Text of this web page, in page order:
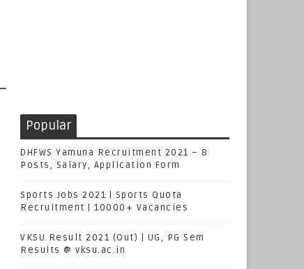
Popular
DHFWS Yamuna Recruitment 2021 – 8
Posts, Salary, Application Form
Sports Jobs 2021 | Sports Quota
Recruitment | 10000+ Vacancies
VKSU Result 2021 (Out) | UG, PG Sem
Results @ vksu.ac.in